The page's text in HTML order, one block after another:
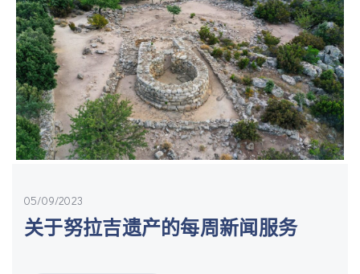
05/09/2023
关于努拉吉遗产的每周新闻服务